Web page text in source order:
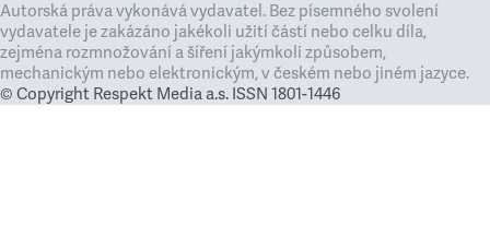
Autorská práva vykonává vydavatel. Bez písemného svolení
vydavatele je zakázáno jakékoli užití částí nebo celku díla,
zejména rozmnožování a šíření jakýmkoli způsobem,
mechanickým nebo elektronickým, v českém nebo jiném jazyce.
© Copyright Respekt Media a.s. ISSN 1801-1446